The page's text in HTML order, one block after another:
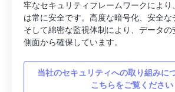
牢なセキュリティフレームワークにより
は常に安全です。高度な暗号化、安全な
そして綿密な監視体制により、データの
側面から確保しています。
当社のセキュリティへの取り組みに
こちらをご覧ください